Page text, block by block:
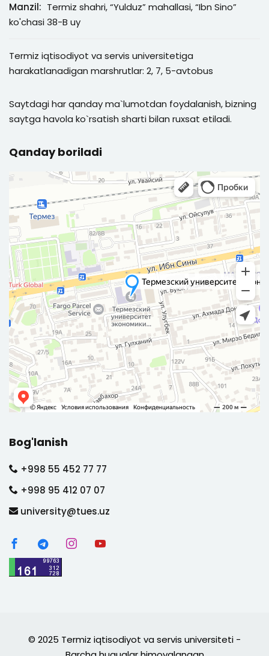
Manzil: Termiz shahri, “Yulduz” mahallasi, “Ibn Sino”
ko'chasi 38-B uy
Termiz iqtisodiyot va servis universitetiga
harakatlanadigan marshrutlar: 2, 7, 5-avtobus
Saytdagi har qanday ma`lumotdan foydalanish, bizning
saytga havola ko`rsatish sharti bilan ruxsat etiladi.
Qanday boriladi
Bog'lanish
+998 55 452 77 77
+998 95 412 07 07
university@tues.uz
© 2025 Termiz iqtisodiyot va servis universiteti -